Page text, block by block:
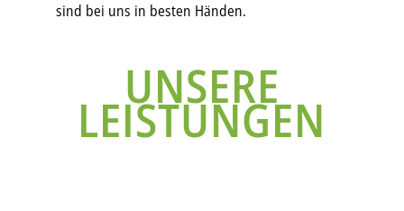
sind bei uns in besten Händen.
UNSERE
LEISTUNGEN